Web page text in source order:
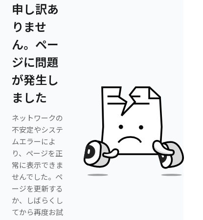
申し訳あ
りませ
ん。ペー
ジに問題
が発生し
ました
ネットワークの
不安定やシステ
ムエラーによ
り、ページを正
常に表示できま
せんでした。ペ
ージを更新する
か、しばらくし
てから再度お試